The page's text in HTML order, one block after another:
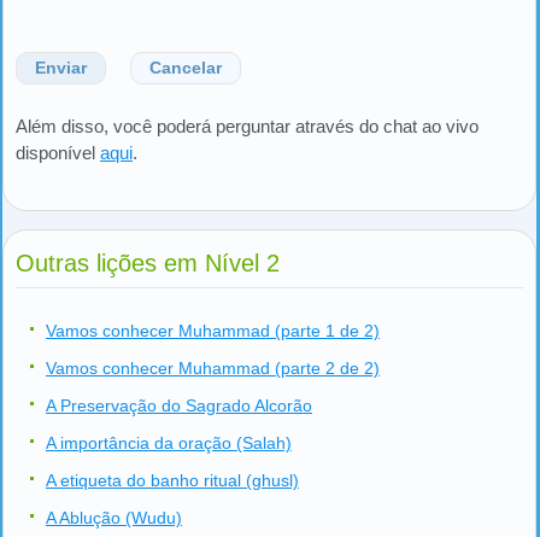
Enviar Cancelar
Além disso, você poderá perguntar através do chat ao vivo
disponível aqui.
Outras lições em Nível 2
Vamos conhecer Muhammad (parte 1 de 2)
Vamos conhecer Muhammad (parte 2 de 2)
A Preservação do Sagrado Alcorão
A importância da oração (Salah)
A etiqueta do banho ritual (ghusl)
A Ablução (Wudu)